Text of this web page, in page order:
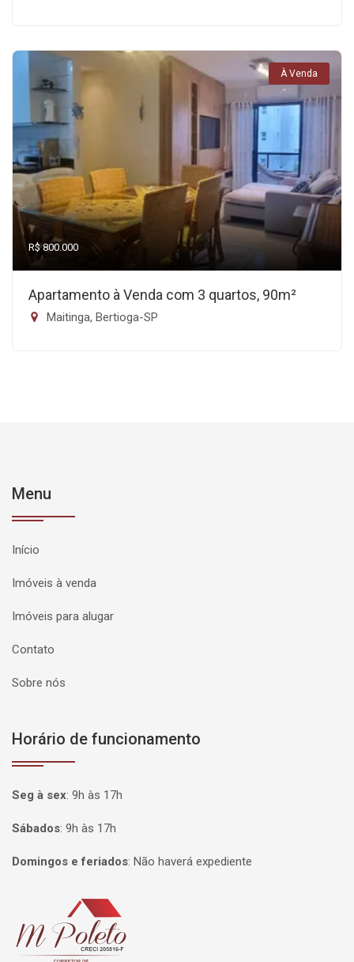
À Venda
R$ 800.000
Apartamento à Venda com 3 quartos, 90m²
Maitinga, Bertioga-SP
Menu
Início
Imóveis à venda
Imóveis para alugar
Contato
Sobre nós
Horário de funcionamento
Seg à sex: 9h às 17h
Sábados: 9h às 17h
Domingos e feriados: Não haverá expediente
Página inicial